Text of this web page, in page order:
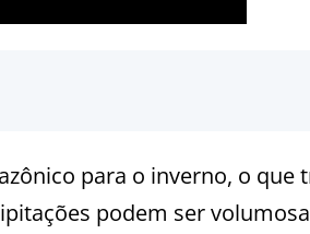
para o inverno, o que
podem ser